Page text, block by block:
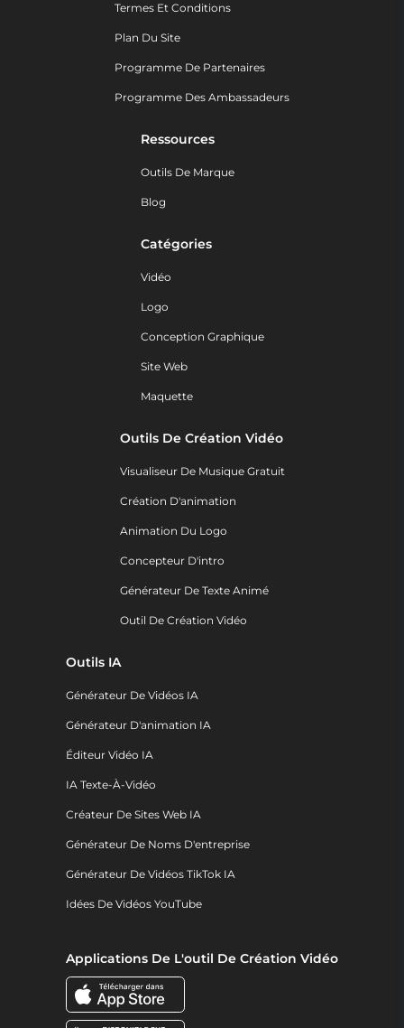
Termes Et Conditions
Plan Du Site
Programme De Partenaires
Programme Des Ambassadeurs
Ressources
Outils De Marque
Blog
Catégories
Vidéo
Logo
Conception Graphique
Site Web
Maquette
Outils De Création Vidéo
Visualiseur De Musique Gratuit
Création D'animation
Animation Du Logo
Concepteur D'intro
Générateur De Texte Animé
Outil De Création Vidéo
Outils IA
Générateur De Vidéos IA
Générateur D'animation IA
Éditeur Vidéo IA
IA Texte-À-Vidéo
Créateur De Sites Web IA
Générateur De Noms D'entreprise
Générateur De Vidéos TikTok IA
Idées De Vidéos YouTube
Applications De L'outil De Création Vidéo